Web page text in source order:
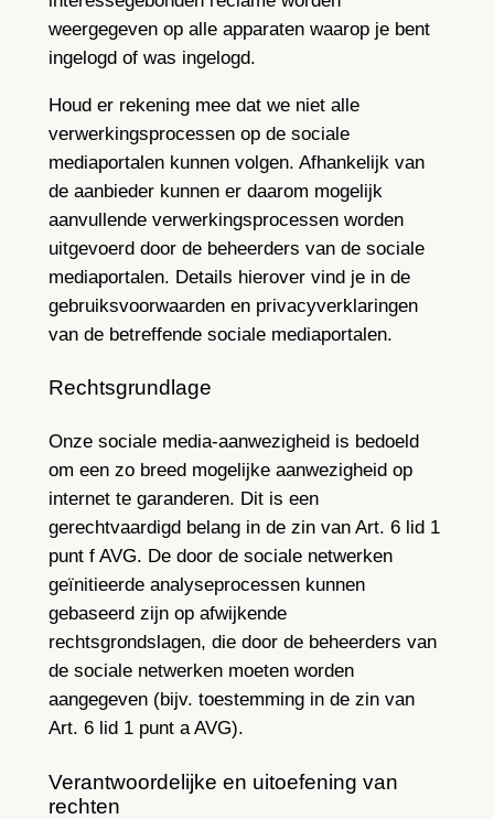
weergegeven op alle apparaten waarop je bent
ingelogd of was ingelogd.
Houd er rekening mee dat we niet alle
verwerkingsprocessen op de sociale
mediaportalen kunnen volgen. Afhankelijk van
de aanbieder kunnen er daarom mogelijk
aanvullende verwerkingsprocessen worden
uitgevoerd door de beheerders van de sociale
mediaportalen. Details hierover vind je in de
gebruiksvoorwaarden en privacyverklaringen
van de betreffende sociale mediaportalen.
Rechtsgrundlage
Onze sociale media-aanwezigheid is bedoeld
om een zo breed mogelijke aanwezigheid op
internet te garanderen. Dit is een
gerechtvaardigd belang in de zin van Art. 6 lid 1
punt f AVG. De door de sociale netwerken
geïnitieerde analyseprocessen kunnen
gebaseerd zijn op afwijkende
rechtsgrondslagen, die door de beheerders van
de sociale netwerken moeten worden
aangegeven (bijv. toestemming in de zin van
Art. 6 lid 1 punt a AVG).
Verantwoordelijke en uitoefening van
rechten